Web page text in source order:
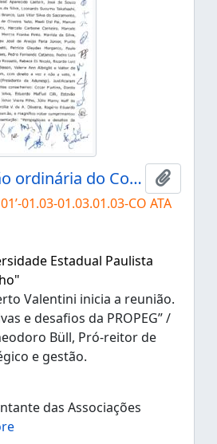
Ata da 247ª sessão ordinária do Conselho Universitário da Unesp de 21/06/2018
Add to
01.03-01.03.01.03-CO ATA
Estadual Paulista
Valentini inicia a reunião.
e desafios da PROPEG” /
Büll, Pró-reitor de
e gestão.
das Associações